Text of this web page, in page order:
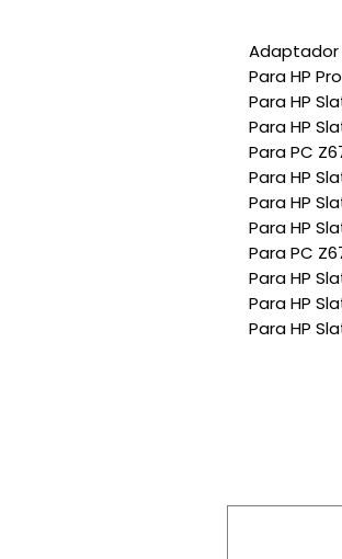
Adaptador
Para HP
Para HP
Para HP
Para PC
Para HP
Para HP
Para HP
Para PC
Para HP
Para HP
Para HP